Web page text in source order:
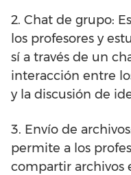
2. Chat de grupo:
los profesores y
sí a través de un
interacción entre
y la discusión de
3. Envío de
permite a los
compartir archivos